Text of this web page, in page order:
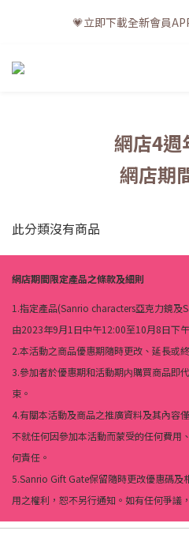
💗訂單一般送貨時間為3至5個工
工作
💗立即下載全新會員
💗訂單一般送貨時間為3至5個工作
網店4週
網店期
此分類沒有商品
網店期間限定產品之條款及細則
1.指定產品(Sanrio characters亞克力鏡及
由2023年9月1日中午12:00至10月8日下
2.本活動之商品優惠期隨時更改、延長或
3.參加者於優惠期和活動期内購買商品即
束。
4.有關本活動及商品之推廣資料及其內容
不就任何因參加本活動而蒙受的任何費用
何責任。
5.Sanrio Gift Gate保留隨時更改優惠碼及
用之權利，恕不另行通知。如有任何爭議